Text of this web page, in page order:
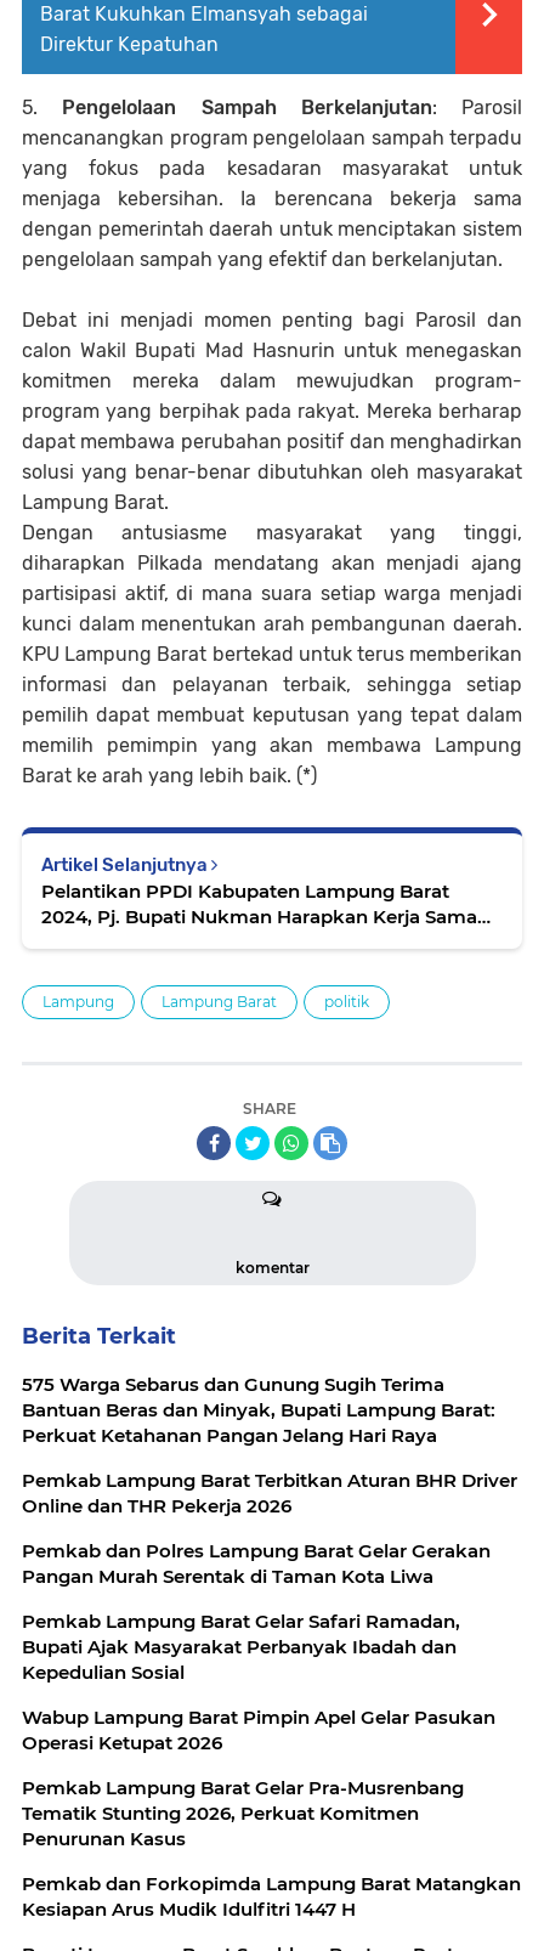
Barat Kukuhkan Elmansyah sebagai
Direktur Kepatuhan
5. Pengelolaan Sampah Berkelanjutan: Parosil
mencanangkan program pengelolaan sampah terpadu
yang fokus pada kesadaran masyarakat untuk
menjaga kebersihan. Ia berencana bekerja sama
dengan pemerintah daerah untuk menciptakan sistem
pengelolaan sampah yang efektif dan berkelanjutan.
Debat ini menjadi momen penting bagi Parosil dan
calon Wakil Bupati Mad Hasnurin untuk menegaskan
komitmen mereka dalam mewujudkan program-
program yang berpihak pada rakyat. Mereka berharap
dapat membawa perubahan positif dan menghadirkan
solusi yang benar-benar dibutuhkan oleh masyarakat
Lampung Barat.
Dengan antusiasme masyarakat yang tinggi,
diharapkan Pilkada mendatang akan menjadi ajang
partisipasi aktif, di mana suara setiap warga menjadi
kunci dalam menentukan arah pembangunan daerah.
KPU Lampung Barat bertekad untuk terus memberikan
informasi dan pelayanan terbaik, sehingga setiap
pemilih dapat membuat keputusan yang tepat dalam
memilih pemimpin yang akan membawa Lampung
Barat ke arah yang lebih baik. (*)
Artikel Selanjutnya
Pelantikan PPDI Kabupaten Lampung Barat
2024, Pj. Bupati Nukman Harapkan Kerja Sama
Lampung Lampung Barat politik
SHARE
komentar
Berita Terkait
575 Warga Sebarus dan Gunung Sugih Terima
Bantuan Beras dan Minyak, Bupati Lampung Barat:
Perkuat Ketahanan Pangan Jelang Hari Raya
Pemkab Lampung Barat Terbitkan Aturan BHR Driver
Online dan THR Pekerja 2026
Pemkab dan Polres Lampung Barat Gelar Gerakan
Pangan Murah Serentak di Taman Kota Liwa
Pemkab Lampung Barat Gelar Safari Ramadan,
Bupati Ajak Masyarakat Perbanyak Ibadah dan
Kepedulian Sosial
Wabup Lampung Barat Pimpin Apel Gelar Pasukan
Operasi Ketupat 2026
Pemkab Lampung Barat Gelar Pra-Musrenbang
Tematik Stunting 2026, Perkuat Komitmen
Penurunan Kasus
Pemkab dan Forkopimda Lampung Barat Matangkan
Kesiapan Arus Mudik Idulfitri 1447 H